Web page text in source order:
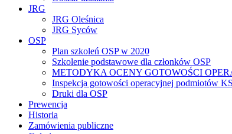
JRG
JRG Oleśnica
JRG Syców
OSP
Plan szkoleń OSP w 2020
Szkolenie podstawowe dla członków OSP
METODYKA OCENY GOTOWOŚCI
Inspekcja gotowości operacyjnej podmiotów
Druki dla OSP
Prewencja
Historia
Zamówienia publiczne